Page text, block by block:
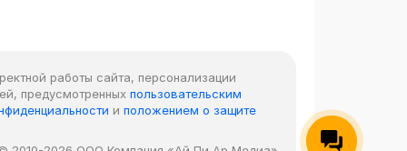
работы сайта, персонализации
предусмотренных пользовательским
и положением о защите